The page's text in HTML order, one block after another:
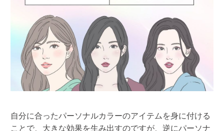
自分に合ったパーソナルカラーのアイテムを身に付ける
ことで、大きな効果を生み出すのですが、逆にパーソナ